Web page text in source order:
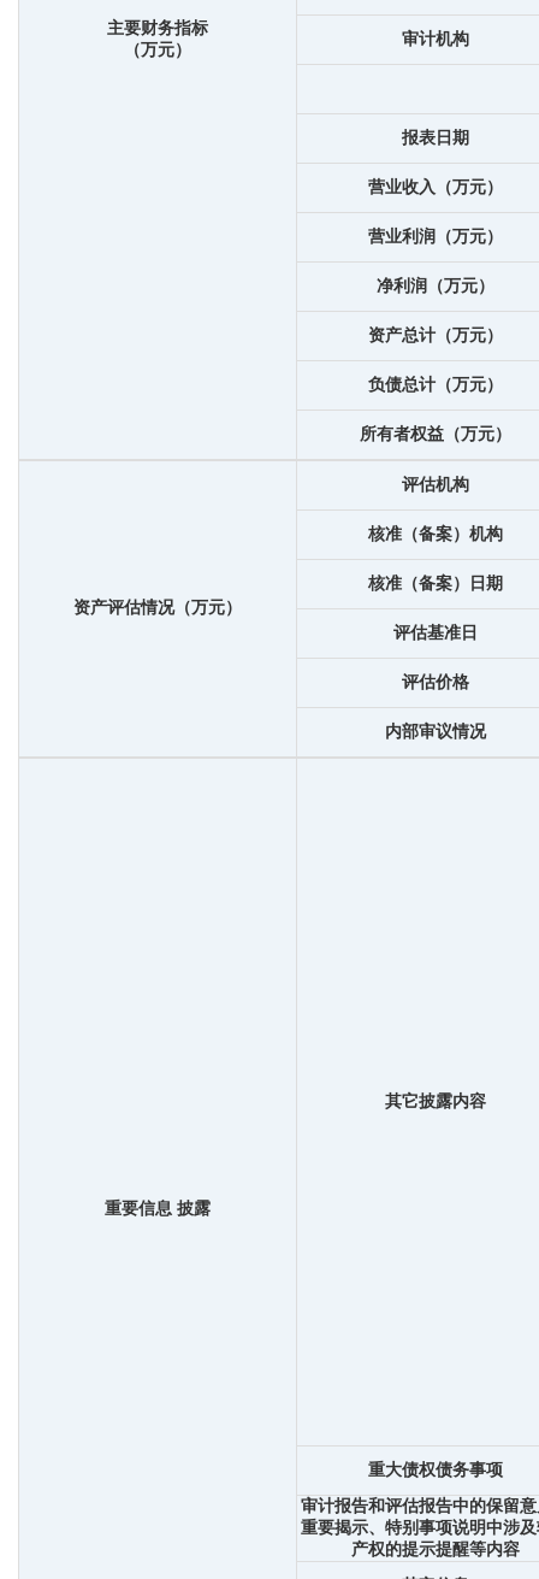
主要财务指标
（万元）
审计机构
报表日期
营业收入（万元）
营业利润（万元）
净利润（万元）
资产总计（万元）
负债总计（万元）
所有者权益（万元）
资产评估情况（万元）
评估机构
核准（备案）机构
核准（备案）日期
评估基准日
评估价格
内部审议情况
重要信息 披露
其它披露内容
重大债权债务事项
审计报告和评估报告中的保留
重要揭示、特别事项说明中涉
产权的提示提醒等内容